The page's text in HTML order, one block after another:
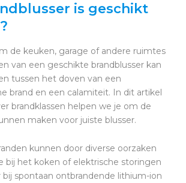
is geschikt
de keuken, garage of andere ruimtes
van een geschikte brandblusser kan
tussen het doven van een
brand en een calamiteit. In dit artikel
brandklassen helpen we je om de
maken voor juiste blusser.
kunnen door diverse oorzaken
bij het koken of elektrische storingen
bij spontaan ontbrandende lithium-ion